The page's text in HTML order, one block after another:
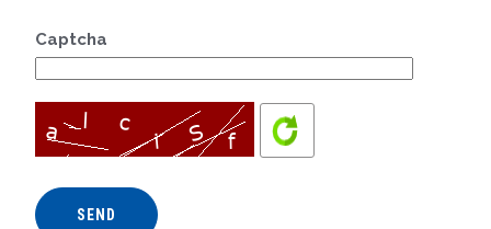
Captcha